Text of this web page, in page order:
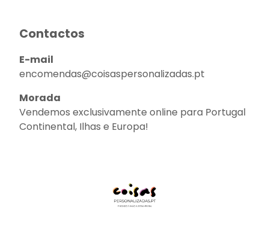
Contactos
E-mail
encomendas@coisaspersonalizadas.pt
Morada
Vendemos exclusivamente online para Portugal
Continental, Ilhas e Europa!